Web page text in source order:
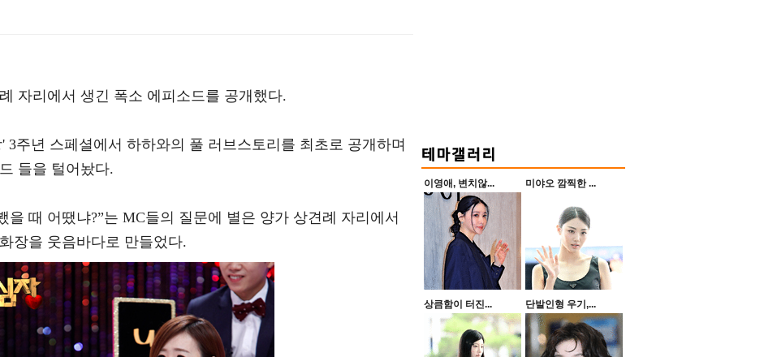
자리에서 생긴 폭소 에피소드를 공개했다.
3주년 스페셜에서 하하와의 풀 러브스토리를 최초로 공개하며
들을 털어놨다.
을 때 어땠냐?”는 MC들의 질문에 별은 양가 상견례 자리에서
장을 웃음바다로 만들었다.
이영애, 변치않... 미야오 깜찍한 ...
상큼함이 터진... 단발인형 우기,...